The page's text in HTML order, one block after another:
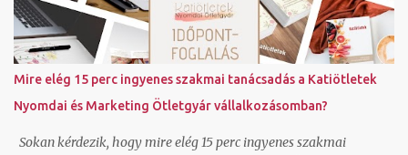
virágos kertre lehet látni és a háttérben hófödte hegycsúcsokra.
Ha jól megnézzük hellyel-közzel azt csináltam amit kértem.
Annak nem néztem még utána, hogy az így generált képeket
hogyan lehet felhasználni, milyen szerzői jogok vonatkoznak rá
és lehet-e jobb felbontásban is generálni a canvavan, de úgy
látom, hogy ha nincs valakinek saját fotója, amit megjelenítsen,
bátran használhat ilyen alkalmazást is. Hogy...
Mire elég 15 perc ingyenes szakmai tanácsadás a Katiötletek
Nyomdai és Marketing Ötletgyár vállalkozásomban?
Sokan kérdezik, hogy mire elég 15 perc ingyenes szakmai